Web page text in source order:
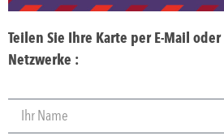
Teilen Sie Ihre Karte per E-Mail
Netzwerke :